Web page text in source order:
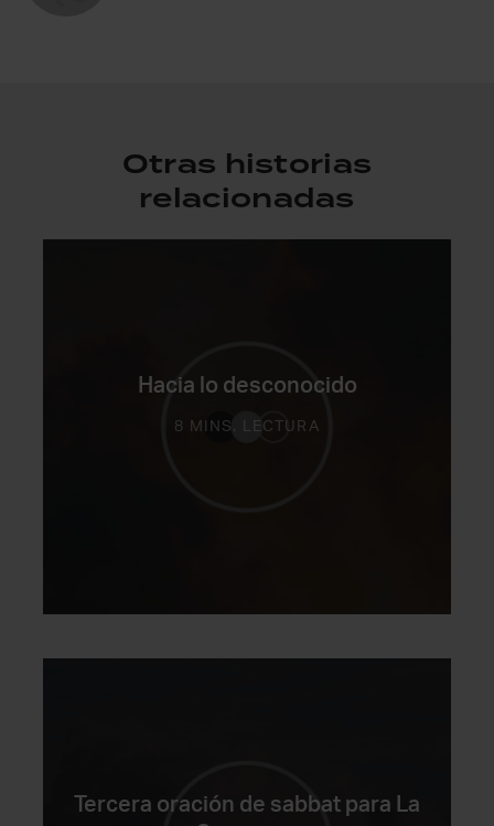
Otras historias
relacionadas
Hacia lo desconocido
8 MINS. LECTURA
Tercera oración de sabbat para La